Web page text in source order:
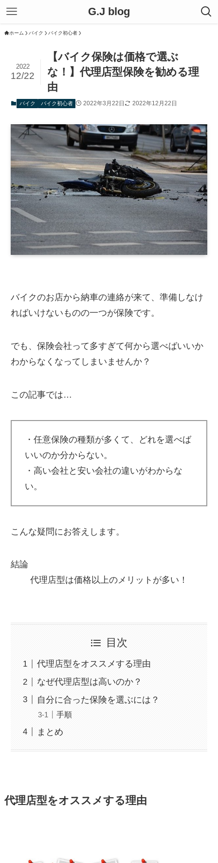
G.J blog
ホーム バイク バイク初心者
【バイク保険は価格で選ぶ
な！】代理店型保険を勧める理
由
2022
12/22
バイク バイク初心者 2022年3月22日 2022年12月22日
バイクのお店から納車の連絡が来て、準備しなけ
ればいけないものの一つが保険です。
でも、保険会社って多すぎて何から選べばいいか
わからなくなってしまいませんか？
この記事では…
・任意保険の種類が多くて、どれを選べば
いいのか分からない。
・高い会社と安い会社の違いがわからな
い。
こんな疑問にお答えします。
結論
代理店型は価格以上のメリットが多い！
目次
代理店型をオススメする理由
なぜ代理店型は高いのか？
自分に合った保険を選ぶには？
手順
まとめ
代理店型をオススメする理由